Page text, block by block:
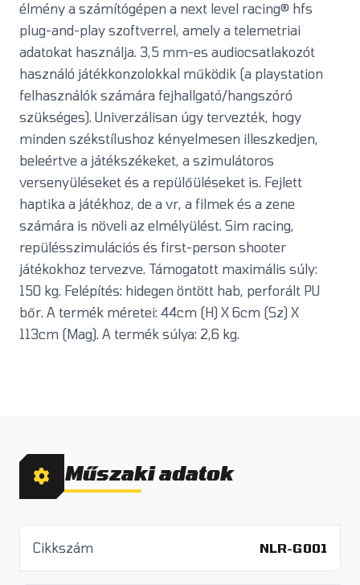
élmény a számítógépen a next level racing® hfs
plug-and-play szoftverrel, amely a telemetriai
adatokat használja. 3,5 mm-es audiocsatlakozót
használó játékkonzolokkal működik (a playstation
felhasználók számára fejhallgató/hangszóró
szükséges). Univerzálisan úgy tervezték, hogy
minden székstílushoz kényelmesen illeszkedjen,
beleértve a játékszékeket, a szimulátoros
versenyüléseket és a repülőüléseket is. Fejlett
haptika a játékhoz, de a vr, a filmek és a zene
számára is növeli az elmélyülést. Sim racing,
repülésszimulációs és first-person shooter
játékokhoz tervezve. Támogatott maximális súly:
150 kg. Felépítés: hidegen öntött hab, perforált PU
bőr. A termék méretei: 44cm (H) X 6cm (Sz) X
113cm (Mag). A termék súlya: 2,6 kg.
Műszaki adatok
Cikkszám NLR-G001